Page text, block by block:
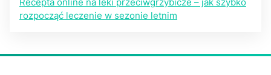
rozpocząć leczenie w sezonie letnim